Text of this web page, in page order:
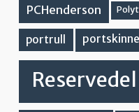
PCHenderson
portrull portskinne